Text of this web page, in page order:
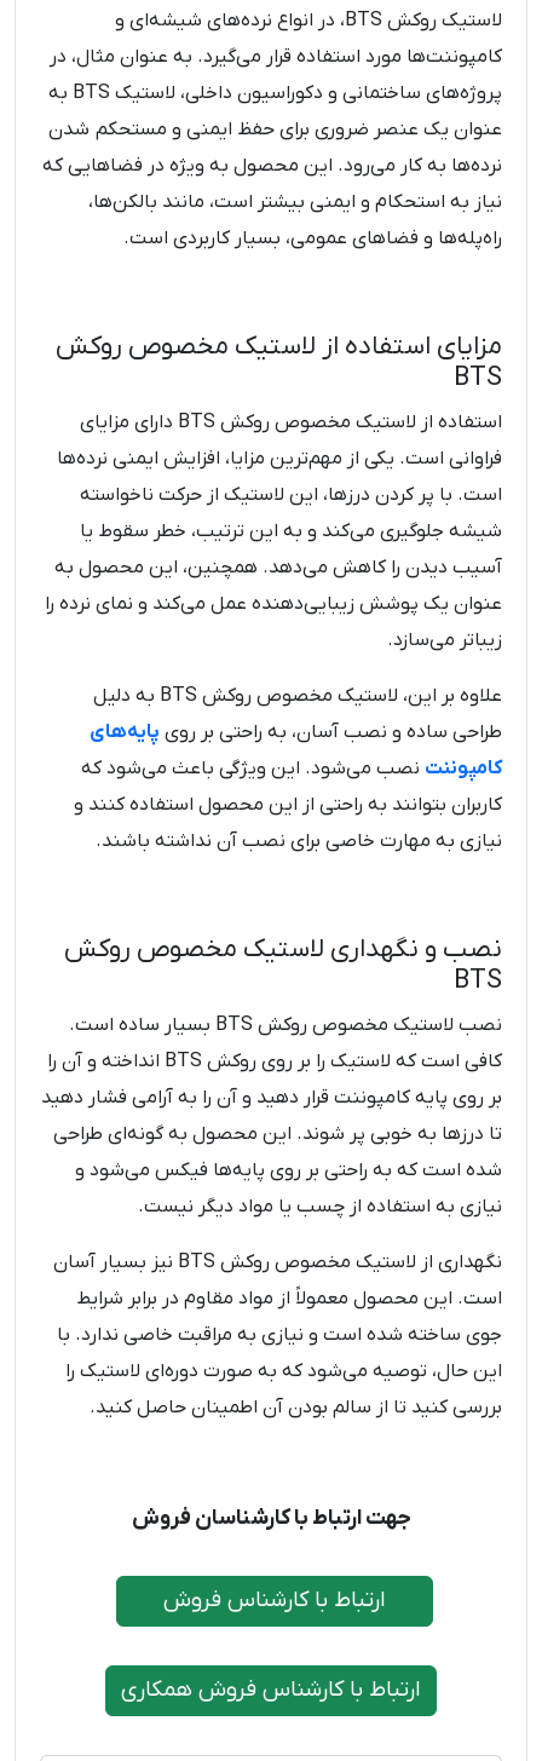
لاستیک روکش BTS، در انواع نرده‌های شیشه‌ای و
کامپوننت‌ها مورد استفاده قرار می‌گیرد. به عنوان مثال، در
پروژه‌های ساختمانی و دکوراسیون داخلی، لاستیک BTS به
عنوان یک عنصر ضروری برای حفظ ایمنی و مستحکم شدن
نرده‌ها به کار می‌رود. این محصول به ویژه در فضاهایی که
نیاز به استحکام و ایمنی بیشتر است، مانند بالکن‌ها،
راه‌پله‌ها و فضاهای عمومی، بسیار کاربردی است.
مزایای استفاده از لاستیک مخصوص روکش
BTS
استفاده از لاستیک مخصوص روکش BTS دارای مزایای
فراوانی است. یکی از مهم‌ترین مزایا، افزایش ایمنی نرده‌ها
است. با پر کردن درزها، این لاستیک از حرکت ناخواسته
شیشه جلوگیری می‌کند و به این ترتیب، خطر سقوط یا
آسیب دیدن را کاهش می‌دهد. همچنین، این محصول به
عنوان یک پوشش زیبایی‌دهنده عمل می‌کند و نمای نرده را
زیباتر می‌سازد.
علاوه بر این، لاستیک مخصوص روکش BTS به دلیل
طراحی ساده و نصب آسان، به راحتی بر روی پایه‌های
کامپوننت نصب می‌شود. این ویژگی باعث می‌شود که
کاربران بتوانند به راحتی از این محصول استفاده کنند و
نیازی به مهارت خاصی برای نصب آن نداشته باشند.
نصب و نگهداری لاستیک مخصوص روکش
BTS
نصب لاستیک مخصوص روکش BTS بسیار ساده است.
کافی است که لاستیک را بر روی روکش BTS انداخته و آن را
بر روی پایه کامپوننت قرار دهید و آن را به آرامی فشار دهید
تا درزها به خوبی پر شوند. این محصول به گونه‌ای طراحی
شده است که به راحتی بر روی پایه‌ها فیکس می‌شود و
نیازی به استفاده از چسب یا مواد دیگر نیست.
نگهداری از لاستیک مخصوص روکش BTS نیز بسیار آسان
است. این محصول معمولاً از مواد مقاوم در برابر شرایط
جوی ساخته شده است و نیازی به مراقبت خاصی ندارد. با
این حال، توصیه می‌شود که به صورت دوره‌ای لاستیک را
بررسی کنید تا از سالم بودن آن اطمینان حاصل کنید.
جهت ارتباط با کارشناسان فروش
ارتباط با کارشناس فروش
ارتباط با کارشناس فروش همکاری